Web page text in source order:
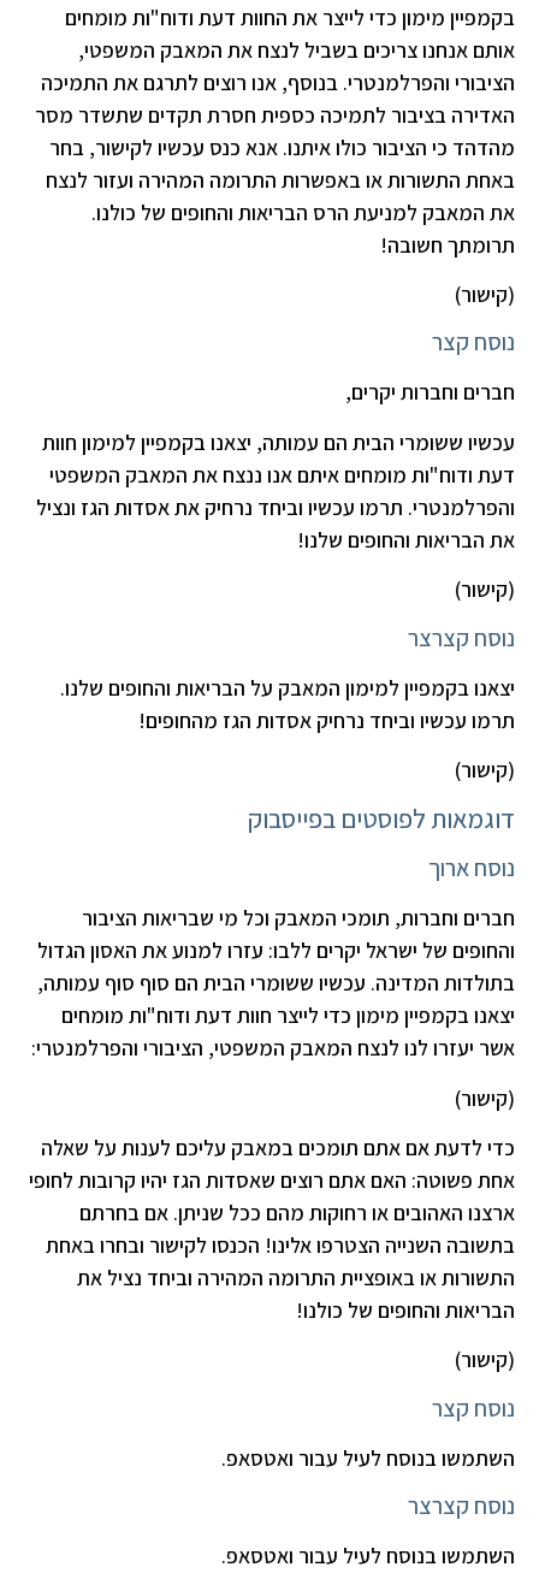
בקמפיין מימון כדי לייצר את החוות דעת ודוח"ות מומחים
אותם אנחנו צריכים בשביל לנצח את המאבק המשפטי,
הציבורי והפרלמנטרי. בנוסף, אנו רוצים לתרגם את התמיכה
האדירה בציבור לתמיכה כספית חסרת תקדים שתשדר מסר
מהדהד כי הציבור כולו איתנו. אנא כנס עכשיו לקישור, בחר
באחת התשורות או באפשרות התרומה המהירה ועזור לנצח
את המאבק למניעת הרס הבריאות והחופים של כולנו.
תרומתך חשובה!
(קישור)
נוסח קצר
חברים וחברות יקרים,
עכשיו ששומרי הבית הם עמותה, יצאנו בקמפיין למימון חוות
דעת ודוח"ות מומחים איתם אנו ננצח את המאבק המשפטי
והפרלמנטרי. תרמו עכשיו וביחד נרחיק את אסדות הגז ונציל
את הבריאות והחופים שלנו!
(קישור)
נוסח קצרצר
יצאנו בקמפיין למימון המאבק על הבריאות והחופים שלנו.
תרמו עכשיו וביחד נרחיק אסדות הגז מהחופים!
(קישור)
דוגמאות לפוסטים בפייסבוק
נוסח ארוך
חברים וחברות, תומכי המאבק וכל מי שבריאות הציבור
והחופים של ישראל יקרים ללבו: עזרו למנוע את האסון הגדול
בתולדות המדינה. עכשיו ששומרי הבית הם סוף סוף עמותה,
יצאנו בקמפיין מימון כדי לייצר חוות דעת ודוח"ות מומחים
אשר יעזרו לנו לנצח המאבק המשפטי, הציבורי והפרלמנטרי:
(קישור)
כדי לדעת אם אתם תומכים במאבק עליכם לענות על שאלה
אחת פשוטה: האם אתם רוצים שאסדות הגז יהיו קרובות לחופי
ארצנו האהובים או רחוקות מהם ככל שניתן. אם בחרתם
בתשובה השנייה הצטרפו אלינו! הכנסו לקישור ובחרו באחת
התשורות או באופציית התרומה המהירה וביחד נציל את
הבריאות והחופים של כולנו!
(קישור)
נוסח קצר
השתמשו בנוסח לעיל עבור ואטסאפ.
נוסח קצרצר
השתמשו בנוסח לעיל עבור ואטסאפ.